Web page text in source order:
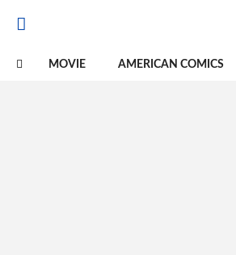
MOVIE AMERICAN COMICS